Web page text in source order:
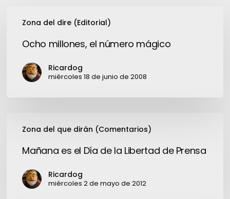
Zona del dire (Editorial)
millones,
número
mágico
Ocho millones, el número mágico
Ricardog
miércoles 18 de junio de 2008
Zona del que dirán (Comentarios)
Mañana es el Día de la Libertad de Prensa
Ricardog
miércoles 2 de mayo de 2012